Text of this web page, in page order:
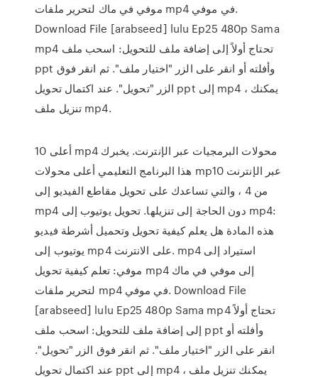
موفي في ماك لتحرير ملفات mp4 في موفي.
Download File [arabseed] lulu Ep25 480p Sama
mp4 تحتاج أولاً إلى إضافة ملف للتحويل: اسحب ملف
ppt وأفلته أو انقر على الزر "اختيار ملف". ثم انقر فوق
الزر "تحويل". عند اكتمال تحويل ppt إلى mp4 ، يمكنك
تنزيل ملف mp4.
أعلى 10 mp4 محولات البرمجيات عبر الإنترنت. يخبرك
هذا البرنامج التعليمي أعلى محولات mp10 عبر الإنترنت
من 4 ، والتي تساعدك على تحويل مقاطع الفيديو إلى
mp4 دون الحاجة إلى تنزيلها. تحويل يوتيوب إلى mp4:
هذه المادة هل يعلم كيفية تحويل وتحميل أشرطة فيديو
يوتيوب إلى mp4 على الانترنت. mp4 استيراد إلى
موفي: تعلم كيفية تحويل mp4 إلى موفي في ماك
لتحرير ملفات mp4 في موفي. Download File
[arabseed] lulu Ep25 480p Sama mp4 تحتاج أولاً
إلى إضافة ملف للتحويل: اسحب ملف ppt وأفلته أو
انقر على الزر "اختيار ملف". ثم انقر فوق الزر "تحويل".
عند اكتمال تحويل ppt إلى mp4 ، يمكنك تنزيل ملف